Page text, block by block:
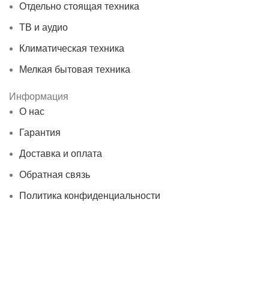
Отдельно стоящая техника
ТВ и аудио
Климатическая техника
Мелкая бытовая техника
Информация
О нас
Гарантия
Доставка и оплата
Обратная связь
Политика конфиденциальности